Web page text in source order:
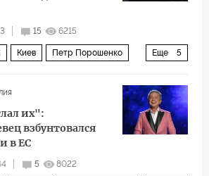
15 6215
Еще 5
Киев Петр Порошенко
их":
взбунтовался
в ЕС
5 8022